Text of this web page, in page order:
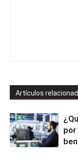
Artículos
por